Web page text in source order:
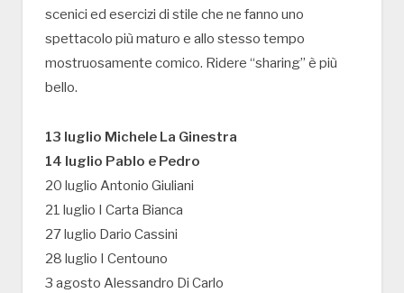
scenici ed esercizi di stile che ne fanno uno
spettacolo più maturo e allo stesso tempo
mostruosamente comico. Ridere “sharing” è più
bello.
13 luglio Michele La Ginestra
14 luglio Pablo e Pedro
20 luglio Antonio Giuliani
21 luglio I Carta Bianca
27 luglio Dario Cassini
28 luglio I Centouno
3 agosto Alessandro Di Carlo